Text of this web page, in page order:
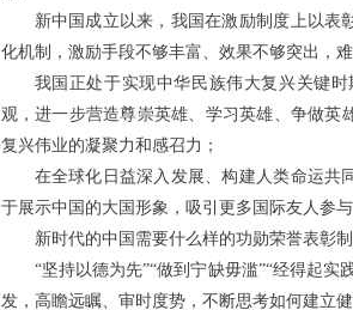
新中国成立以来，我国在激励制度上以表
化机制，激励手段不够丰富、效果不够突出，
我国正处于实现中华民族伟大复兴关键
观，进一步营造尊崇英雄、学习英雄、争做
复兴伟业的凝聚力和感召力；
在全球化日益深入发展、构建人类命运共
于展示中国的大国形象，吸引更多国际友人参
新时代的中国需要什么样的功勋荣誉表彰
“坚持以德为先”“做到宁缺毋滥”“经得起
发，高瞻远瞩、审时度势，不断思考如何建立